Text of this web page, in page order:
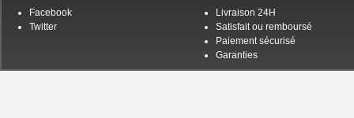
Facebook
Twitter
Livraison 24H
Satisfait ou remboursé
Paiement sécurisé
Garanties